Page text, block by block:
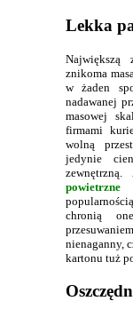
Lekka
Największą
znikoma
w żaden
nadawanej
masowej
firmami
wolną
jedynie
chronią
nienaganny,
kartonu tuż